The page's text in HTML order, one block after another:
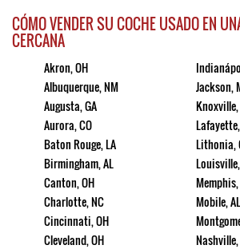
CÓMO VENDER SU COCHE USADO EN
CERCANA
Akron, OH
Albuquerque, NM
Augusta, GA
Aurora, CO
Baton Rouge, LA
Birmingham, AL
Canton, OH
Charlotte, NC
Cincinnati, OH
Cleveland, OH
Jackson,
Knoxville,
Lithonia,
Memphis,
Mobile, AL
Nashville,